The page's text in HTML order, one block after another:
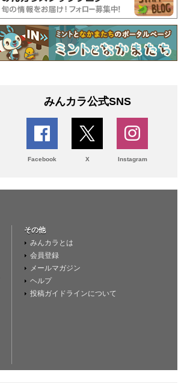
みんカラ公式SNS
Facebook X Instagram
その他
みんカラとは
会員登録
メールマガジン
ヘルプ
投稿ガイドラインについて